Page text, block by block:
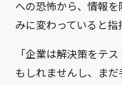
への恐怖から、情報
みに変わっていると指
「企業は解決策をテ
もしれませんし、ま